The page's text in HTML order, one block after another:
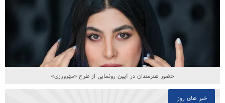
حضور هنرمندان در آیین رونمایی از طرح «مهرورزی»
خبر های روز